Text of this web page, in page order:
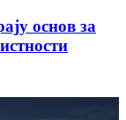
основ за